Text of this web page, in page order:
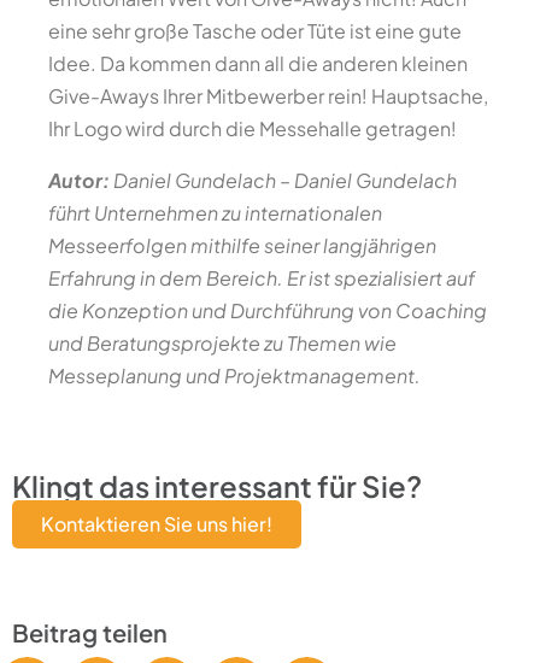
eine sehr große Tasche oder Tüte ist eine gute
Idee. Da kommen dann all die anderen kleinen
Give-Aways Ihrer Mitbewerber rein! Hauptsache,
Ihr Logo wird durch die Messehalle getragen!
Autor: Daniel Gundelach – Daniel Gundelach
führt Unternehmen zu internationalen
Messeerfolgen mithilfe seiner langjährigen
Erfahrung in dem Bereich. Er ist spezialisiert auf
die Konzeption und Durchführung von Coaching
und Beratungsprojekte zu Themen wie
Messeplanung und Projektmanagement.
Klingt das interessant für Sie?
Kontaktieren Sie uns hier!
Beitrag teilen